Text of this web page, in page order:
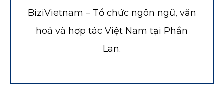
BiziVietnam – Tổ chức ngôn ngữ, văn
hoá và hợp tác Việt Nam tại Phần
Lan.